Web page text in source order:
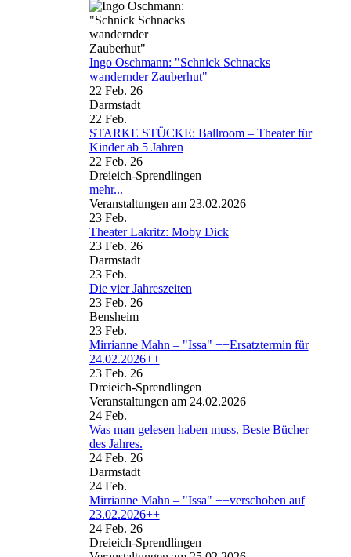
Ingo Oschmann: "Schnick Schnacks
wandernder Zauberhut"
22 Feb. 26
Darmstadt
22 Feb.
STARKE STÜCKE: Ballroom – Theater für
Kinder ab 5 Jahren
22 Feb. 26
Dreieich-Sprendlingen
mehr...
Veranstaltungen am 23.02.2026
23 Feb.
Theater Lakritz: Moby Dick
23 Feb. 26
Darmstadt
23 Feb.
Die vier Jahreszeiten
23 Feb. 26
Bensheim
23 Feb.
Mirrianne Mahn – "Issa" ++Ersatztermin für
24.02.2026++
23 Feb. 26
Dreieich-Sprendlingen
Veranstaltungen am 24.02.2026
24 Feb.
Was man gelesen haben muss. Beste Bücher
des Jahres.
24 Feb. 26
Darmstadt
24 Feb.
Mirrianne Mahn – "Issa" ++verschoben auf
23.02.2026++
24 Feb. 26
Dreieich-Sprendlingen